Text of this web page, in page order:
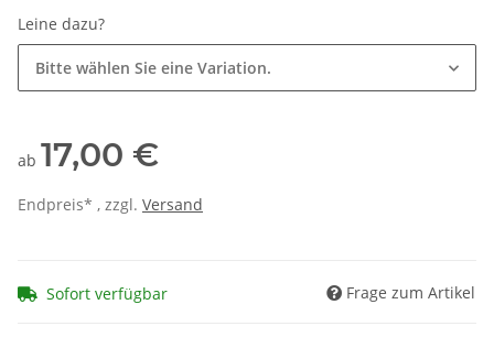
Leine dazu?
Bitte wählen Sie eine Variation.
ab 17,00 €
Endpreis* , zzgl. Versand
Sofort verfügbar Frage zum Artikel